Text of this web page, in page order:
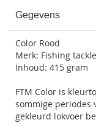
Gegevens
Color Rood
Merk: Fishing
Inhoud: 415 gram
FTM Color is
sommige periodes
gekleurd lokvoer